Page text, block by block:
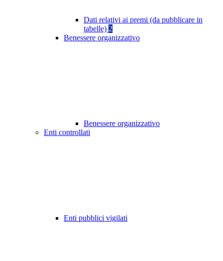
Dati relativi ai premi (da pubblicare in
tabelle) 2
Benessere organizzativo
Benessere organizzativo
Enti controllati
Enti pubblici vigilati